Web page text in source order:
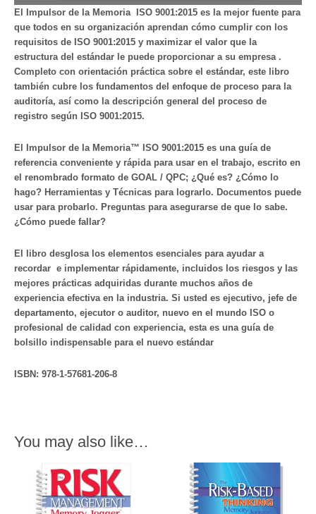
El Impulsor de la Memoria ISO 9001:2015 es la mejor fuente para
que todos en su organización aprendan cómo cumplir con los
requisitos de ISO 9001:2015 y maximizar el valor que la
estructura del estándar le puede proporcionar a su empresa .
Completo con orientación práctica sobre el estándar, este libro
también cubre los fundamentos del enfoque de proceso para la
auditoría, así como la descripción general del proceso de
registro según ISO 9001:2015.
El Impulsor de la Memoria™ ISO 9001:2015 es una guía de
referencia conveniente y rápida para usar en el trabajo, escrito en
el renombrado formato de GOAL / QPC; ¿Qué es? ¿Cómo lo
hago? Herramientas y Técnicas para lograrlo. Documentos puede
usar para probarlo. Preguntas para asegurarse de que lo sabe.
¿Cómo puede fallar?
El libro desglosa los elementos esenciales para ayudar a
recordar e implementar rápidamente, incluidos los riesgos y las
mejores prácticas adquiridas durante muchos años de
experiencia efectiva en la industria. Si usted es ejecutivo, jefe de
departamento, ejecutor o auditor, nuevo en el mundo ISO o
profesional de calidad con experiencia, esta es una guía de
bolsillo indispensable para el nuevo estándar
ISBN: 978-1-57681-206-8
You may also like…